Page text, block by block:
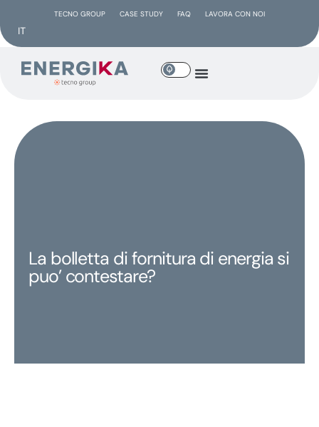
TECNO GROUP CASE STUDY FAQ LAVORA CON NOI
IT
La bolletta di fornitura di energia si
puo’ contestare?